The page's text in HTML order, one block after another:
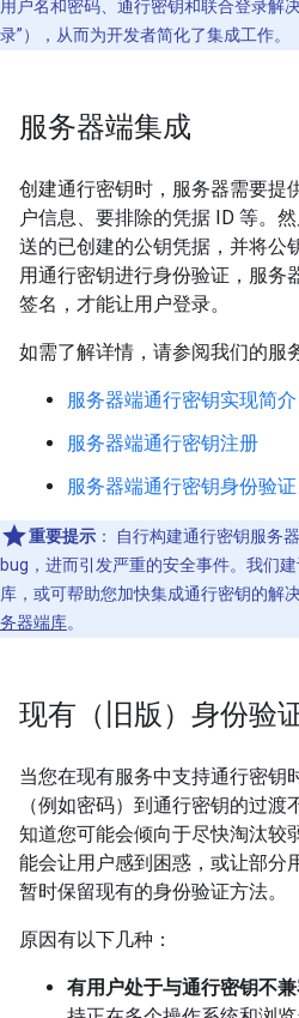
用户名和密码、通行密钥和联合登录解
录”），从而为开发者简化了集成工作。
服务器端集成
创建通行密钥时，服务器需要提
户信息、要排除的凭据 ID 等。
送的已创建的公钥凭据，并将公
用通行密钥进行身份验证，服务
签名，才能让用户登录。
如需了解详情，请参阅我们的服
服务器端通行密钥实现简介
服务器端通行密钥注册
服务器端通行密钥身份验证
重要提示 ：
自行构建通行密钥服务
bug，进而引发严重的安全事件。我们
库，或可帮助您加快集成通行密钥的解
务器端库。
现有（旧版）身份验
当您在现有服务中支持通行密钥
（例如密码）到通行密钥的过
知道您可能会倾向于尽快淘汰较
能会让用户感到困惑，或让部分
暂时保留现有的身份验证方法。
原因有以下几种：
有用户处于与通行密钥不